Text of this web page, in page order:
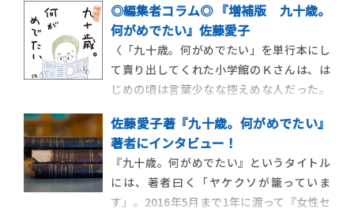
す≫という最後の一文は大きな反響を呼
び、たちまち25万部を超えるベストセラー
となりました。が、ファンの皆さんはよく
ご存じのように、あれから３年、昨年100歳
を迎えた
◎編集者コラム◎ 『増補版 九十歳。
何がめでたい』佐藤愛子
〈「九十歳。何がめでたい」を単行本にし
て賣り出してくれた小学館のＫさんは、は
じめの頃は言葉少なな控えめな人だった。
が溢れて男っぷりが上ってきた。／「三万
増刷です」「四万増刷です」と報告してく
る声が躍動している。〉これは、『増補
版 九十歳何がめでたい』に新たに収録し
たエッセイ「大声と
佐藤愛子著『九十歳。何がめでたい』
著者にインタビュー！
『九十歳。何がめでたい』というタイトル
には、著者曰く「ヤケクソが籠っていま
す」。2016年5月まで1年に渡って『女性セ